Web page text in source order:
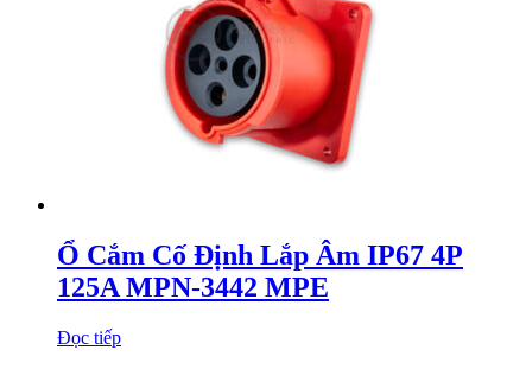
Ổ Cắm Cố Định Lắp Âm IP67 4P
125A MPN-3442 MPE
Đọc tiếp